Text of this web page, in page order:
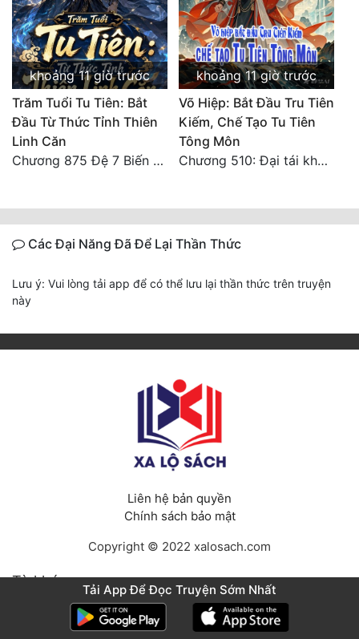
khoảng 11 giờ trước
Trăm Tuổi Tu Tiên: Bắt
Đầu Từ Thức Tỉnh Thiên
Linh Căn
Chương 875 Đệ 7 Biến Thánh Long Biến!
khoảng 11 giờ trước
Võ Hiệp: Bắt Đầu Tru Tiên
Kiếm, Chế Tạo Tu Tiên
Tông Môn
Chương 510: Đại tái khai màn, quyết đấu khốc liệt
Các Đại Năng Đã Để Lại Thần Thức
Lưu ý: Vui lòng tải app để có thể lưu lại thần thức trên truyện
này
Liên hệ bản quyền
Chính sách bảo mật
Copyright © 2022 xalosach.com
Từ khóa
Truyện tranh Truyện Kỳ Huyễn
Tải App Để Đọc Truyện Sớm Nhất